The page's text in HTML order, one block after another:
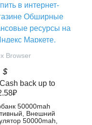
Browser
$
back up to
50000mah
Внешний
50000mah,